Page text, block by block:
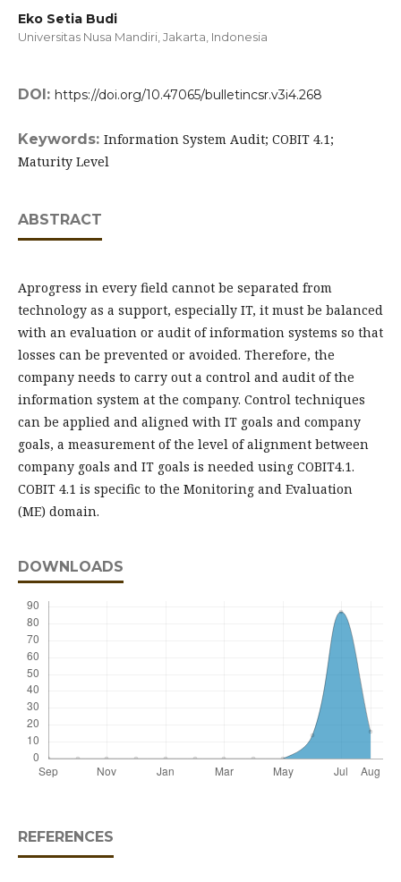
Eko Setia Budi
Universitas Nusa Mandiri, Jakarta, Indonesia
DOI: https://doi.org/10.47065/bulletincsr.v3i4.268
Keywords: Information System Audit; COBIT 4.1;
Maturity Level
ABSTRACT
Aprogress in every field cannot be separated from
technology as a support, especially IT, it must be balanced
with an evaluation or audit of information systems so that
losses can be prevented or avoided. Therefore, the
company needs to carry out a control and audit of the
information system at the company. Control techniques
can be applied and aligned with IT goals and company
goals, a measurement of the level of alignment between
company goals and IT goals is needed using COBIT4.1.
COBIT 4.1 is specific to the Monitoring and Evaluation
(ME) domain.
DOWNLOADS
REFERENCES